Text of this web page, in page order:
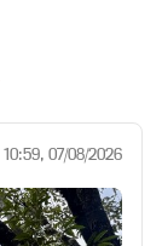
10:59, 07/08/2026